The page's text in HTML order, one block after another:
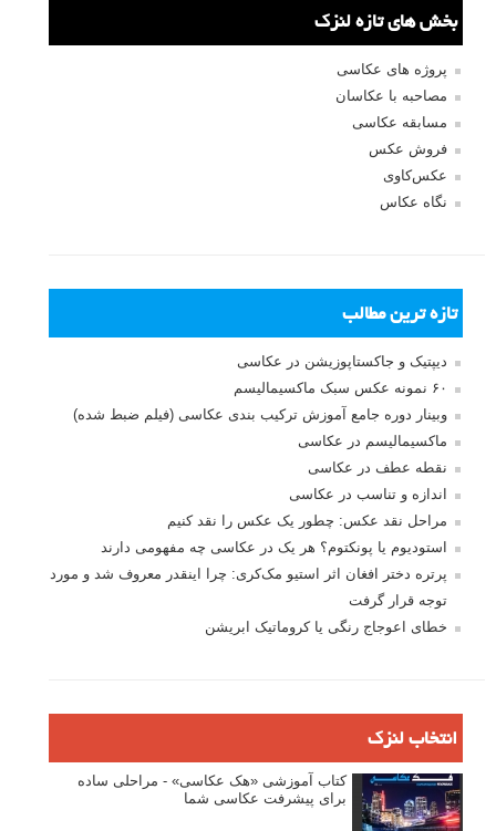
بخش های تازه لنزک
پروژه های عکاسی
مصاحبه با عکاسان
مسابقه عکاسی
فروش عکس
عکس‌کاوی
نگاه عکاس
تازه ترین مطالب
دیپتیک و جاکستا‌پوزیشن در عکاسی
۶۰ نمونه عکس سبک ماکسیمالیسم
وبینار دوره جامع آموزش ترکیب بندی عکاسی (فیلم ضبط شده)
ماکسیمالیسم در عکاسی
نقطه عطف در عکاسی
اندازه و تناسب در عکاسی
مراحل نقد عکس: چطور یک عکس را نقد کنیم
استودیوم یا پونکتوم؟ هر یک در عکاسی چه مفهومی دارند
پرتره دختر افغان اثر استیو مک‌کری: چرا اینقدر معروف شد و مورد
توجه قرار گرفت
خطای اعوجاج رنگی یا کروماتیک ابریشن
انتخاب لنزک
کتاب آموزشی «هک عکاسی» - مراحلی ساده
برای پیشرفت عکاسی شما